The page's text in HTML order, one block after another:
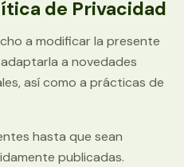
de Privacidad
a modificar la presente
a novedades
así como a prácticas de
hasta que sean
publicadas.